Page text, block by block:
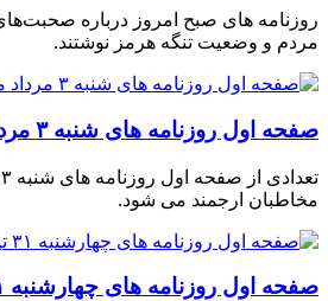
روزنامه‌ های صبح امروز درباره
مردم و وضعیت تنگه هرمز نوشتند.
صفحه اول روزنامه‌ های شنبه ۳ مرداد ماه
مخاطبان ارجمند می شود.
صفحه اول روزنامه‌ های چهارشنبه ۳۱ تیر ماه